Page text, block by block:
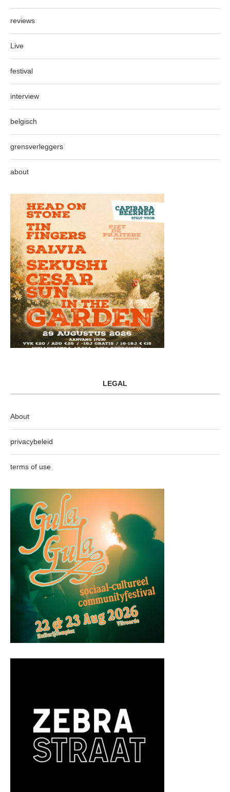
reviews
Live
festival
interview
belgisch
grensverleggers
about
LEGAL
About
privacybeleid
terms of use